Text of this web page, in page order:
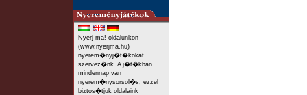
Nyerj ma! oldalunkon
(www.nyerjma.hu)
nyerem�nyj�t�kokat
szervez�nk. A j�t�kban
mindennap van
nyerem�nysorsol�s, ezzel
biztos�tjuk oldalaink